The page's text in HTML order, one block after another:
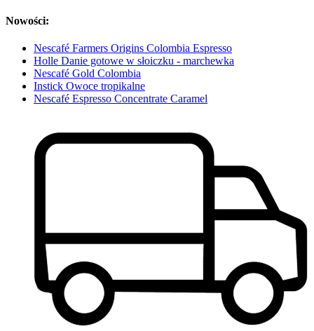
Nowości:
Nescafé Farmers Origins Colombia Espresso
Holle Danie gotowe w słoiczku - marchewka
Nescafé Gold Colombia
Instick Owoce tropikalne
Nescafé Espresso Concentrate Caramel